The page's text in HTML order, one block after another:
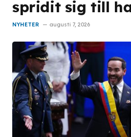
spridit sig till
NYHETER augusti 7, 2026